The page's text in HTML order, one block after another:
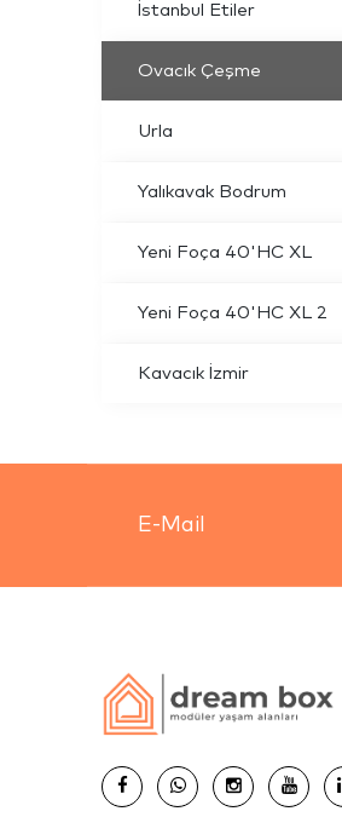
İstanbul Etiler
Ovacık Çeşme
Urla
Yalıkavak Bodrum
Yeni Foça 40'HC XL
Yeni Foça 40'HC XL 2
Kavacık İzmir
E-Mail